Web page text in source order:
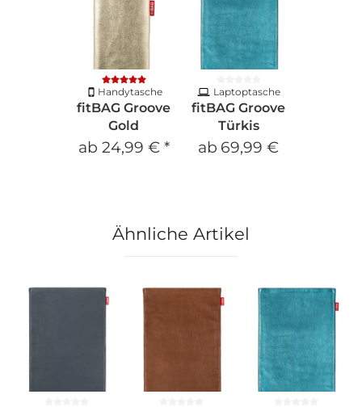
Handytasche
fitBAG Groove
Gold
ab 24,99 € *
Laptoptasche
fitBAG Groove
Türkis
ab 69,99 €
Ähnliche Artikel